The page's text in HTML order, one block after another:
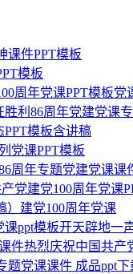
课件PPT模板
模板
周年党课PPT模板党
利86周年党建党课
模板含讲稿
党课PPT模板
周年专题党建党课课
党建党100周年党课
）建党100周年党课
课ppt模板开天辟地一
件热烈庆祝中国共产
题党课课件 成品ppt下